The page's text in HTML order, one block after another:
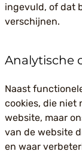
ingevuld, of dat
verschijnen.
Analytische
Naast
cookies, die niet
website, maar
van de website
en waar